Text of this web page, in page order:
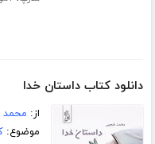
دانلود کتاب داستان خدا
از:
موضوع: